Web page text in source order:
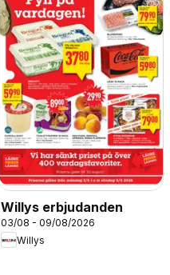
Willys erbjudanden
03/08 - 09/08/2026
Willys